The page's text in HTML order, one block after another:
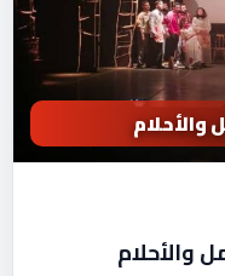
والأحلام
والأحلام